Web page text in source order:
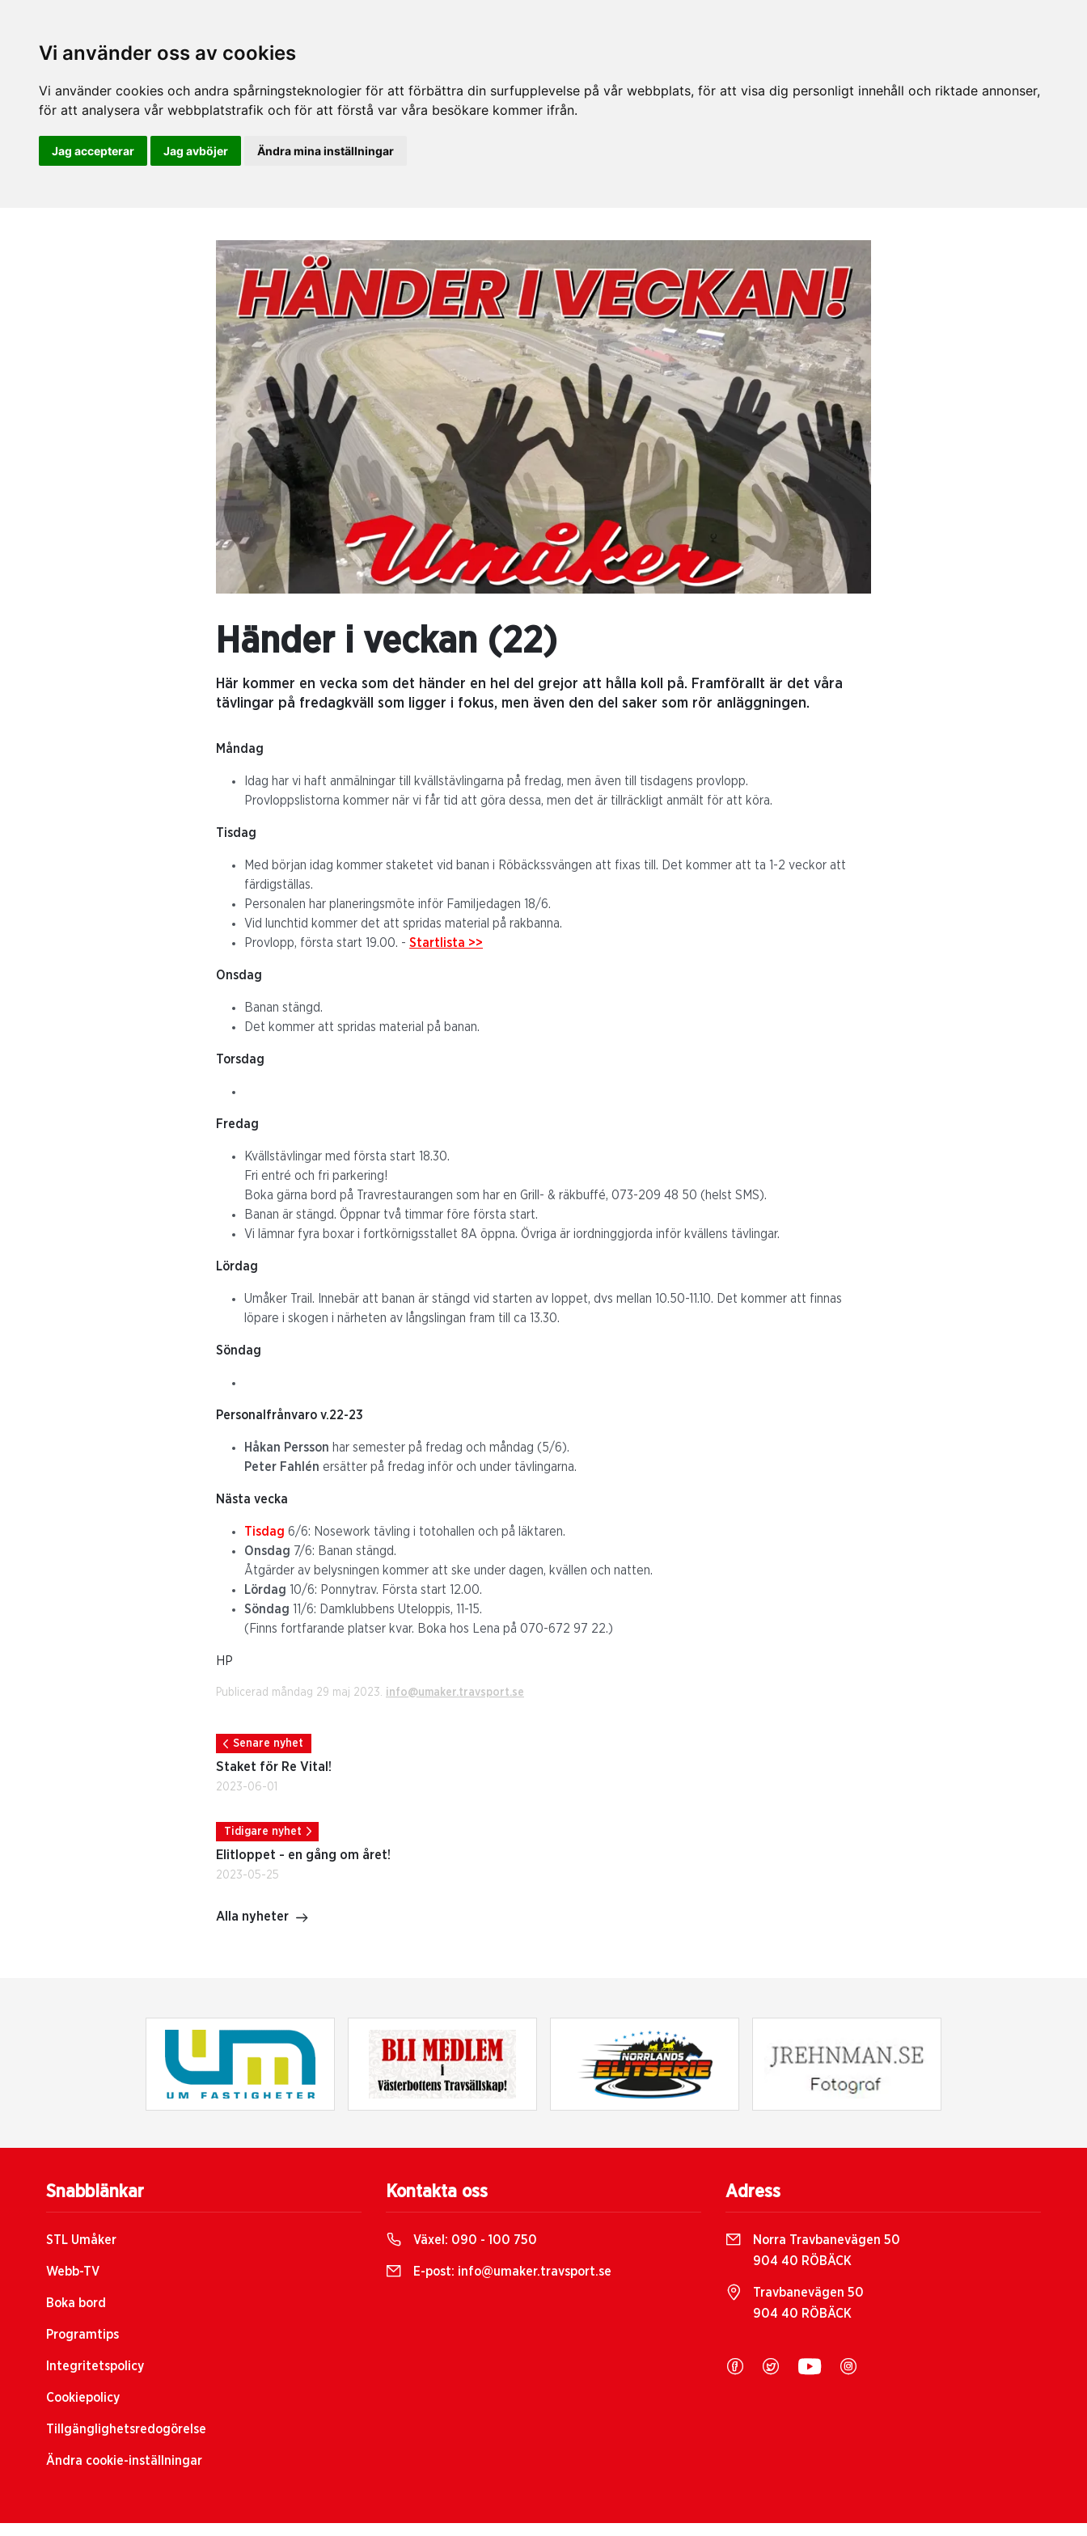
Vi använder oss av cookies
Vi använder cookies och andra spårningsteknologier för att förbättra din surfupplevelse på vår webbplats, för att visa dig personligt innehåll och riktade annonser,
för att analysera vår webbplatstrafik och för att förstå var våra besökare kommer ifrån.
Jag accepterar Jag avböjer Ändra mina inställningar
Händer i veckan (22)
Här kommer en vecka som det händer en hel del grejor att hålla koll på. Framförallt är det våra
tävlingar på fredagkväll som ligger i fokus, men även den del saker som rör anläggningen.
Måndag
Idag har vi haft anmälningar till kvällstävlingarna på fredag, men även till tisdagens provlopp.
Provloppslistorna kommer när vi får tid att göra dessa, men det är tillräckligt anmält för att köra.
Tisdag
Med början idag kommer staketet vid banan i Röbäckssvängen att fixas till. Det kommer att ta 1-2 veckor att
färdigställas.
Personalen har planeringsmöte inför Familjedagen 18/6.
Vid lunchtid kommer det att spridas material på rakbanna.
Provlopp, första start 19.00. - Startlista >>
Onsdag
Banan stängd.
Det kommer att spridas material på banan.
Torsdag
Fredag
Kvällstävlingar med första start 18.30.
Fri entré och fri parkering!
Boka gärna bord på Travrestaurangen som har en Grill- & räkbuffé, 073-209 48 50 (helst SMS).
Banan är stängd. Öppnar två timmar före första start.
Vi lämnar fyra boxar i fortkörnigsstallet 8A öppna. Övriga är iordninggjorda inför kvällens tävlingar.
Lördag
Umåker Trail. Innebär att banan är stängd vid starten av loppet, dvs mellan 10.50-11.10. Det kommer att finnas
löpare i skogen i närheten av långslingan fram till ca 13.30.
Söndag
Personalfrånvaro v.22-23
Håkan Persson har semester på fredag och måndag (5/6).
Peter Fahlén ersätter på fredag inför och under tävlingarna.
Nästa vecka
Tisdag 6/6: Nosework tävling i totohallen och på läktaren.
Onsdag 7/6: Banan stängd.
Åtgärder av belysningen kommer att ske under dagen, kvällen och natten.
Lördag 10/6: Ponnytrav. Första start 12.00.
Söndag 11/6: Damklubbens Uteloppis, 11-15.
(Finns fortfarande platser kvar. Boka hos Lena på 070-672 97 22.)
HP
Publicerad måndag 29 maj 2023. info@umaker.travsport.se
Senare nyhet
Staket för Re Vital!
2023-06-01
Tidigare nyhet
Elitloppet - en gång om året!
2023-05-25
Alla nyheter
Snabblänkar
STL Umåker
Webb-TV
Boka bord
Programtips
Integritetspolicy
Cookiepolicy
Tillgänglighetsredogörelse
Ändra cookie-inställningar
Kontakta oss
Växel: 090 - 100 750
E-post: info@umaker.travsport.se
Adress
Norra Travbanevägen 50
904 40 RÖBÄCK
Travbanevägen 50
904 40 RÖBÄCK